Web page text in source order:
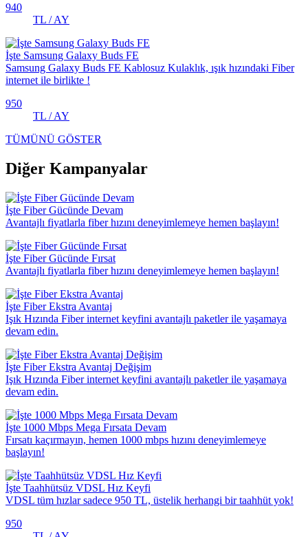
940
TL / AY
İşte Samsung Galaxy Buds FE
Samsung Galaxy Buds FE Kablosuz Kulaklık, ışık hızındaki Fiber
internet ile birlikte !
950
TL / AY
TÜMÜNÜ GÖSTER
Diğer Kampanyalar
İşte Fiber Gücünde Devam
Avantajlı fiyatlarla fiber hızını deneyimlemeye hemen başlayın!
İşte Fiber Gücünde Fırsat
Avantajlı fiyatlarla fiber hızını deneyimlemeye hemen başlayın!
İşte Fiber Ekstra Avantaj
Işık Hızında Fiber internet keyfini avantajlı paketler ile yaşamaya
devam edin.
İşte Fiber Ekstra Avantaj Değişim
Işık Hızında Fiber internet keyfini avantajlı paketler ile yaşamaya
devam edin.
İşte 1000 Mbps Mega Fırsata Devam
Fırsatı kaçırmayın, hemen 1000 mbps hızını deneyimlemeye
başlayın!
İşte Taahhütsüz VDSL Hız Keyfi
VDSL tüm hızlar sadece 950 TL, üstelik herhangi bir taahhüt yok!
950